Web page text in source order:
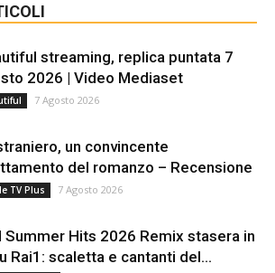
streaming, replica puntata 7
2026 | Video Mediaset
7 Agosto 2026
un convincente
del romanzo – Recensione
TV Plus 7 Agosto 2026
Summer Hits 2026 Remix stasera in
Rai1: scaletta e cantanti del...